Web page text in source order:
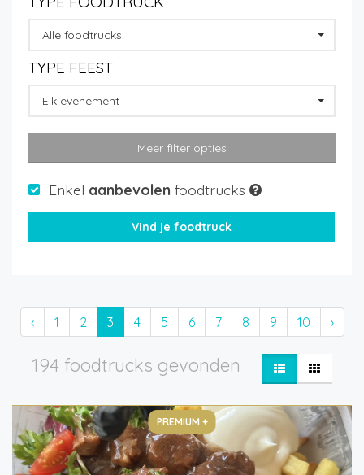
Alle foodtrucks
TYPE FEEST
Elk evenement
Meer filter opties
Enkel aanbevolen foodtrucks
‹ 1 2 3 4 5 6 7 8 9 10 ›
194 foodtrucks gevonden
PREMIUM +